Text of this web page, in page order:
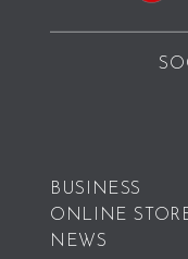
BUSINESS
ONLINE
NEWS